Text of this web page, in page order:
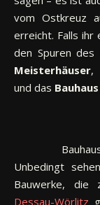
vom Ostkreuz
erreicht. Falls
den Spuren des
Meisterhäuser,
und das Bauhaus
Unbedingt
Bauwerke, die
Dessau-Wörlitz